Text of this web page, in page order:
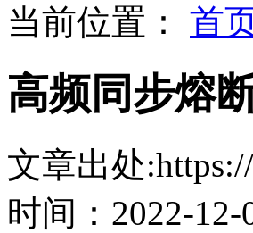
当前位置：
首
高频同步熔
文章出处
时间：2022-12-